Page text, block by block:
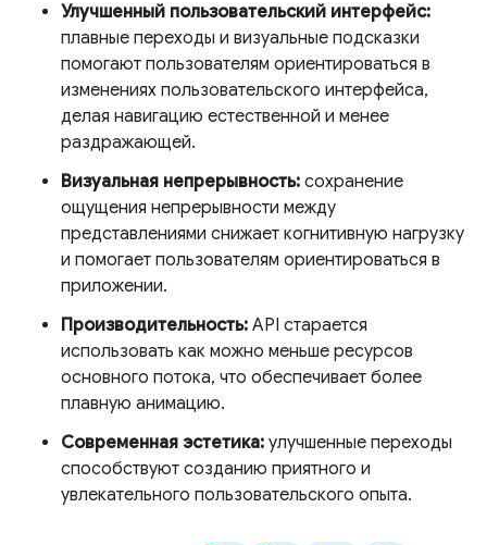
Улучшенный пользовательский интерфейс:
плавные переходы и визуальные подсказки
помогают пользователям ориентироваться в
изменениях пользовательского интерфейса,
делая навигацию естественной и менее
раздражающей.
Визуальная непрерывность: сохранение
ощущения непрерывности между
представлениями снижает когнитивную нагрузку
и помогает пользователям ориентироваться в
приложении.
Производительность: API старается
использовать как можно меньше ресурсов
основного потока, что обеспечивает более
плавную анимацию.
Современная эстетика: улучшенные переходы
способствуют созданию приятного и
увлекательного пользовательского опыта.